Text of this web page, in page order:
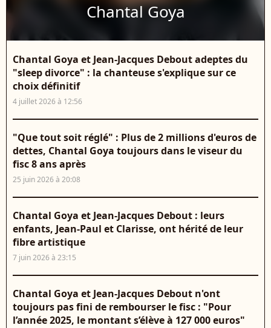
Chantal Goya
Chantal Goya et Jean-Jacques Debout adeptes du
"sleep divorce" : la chanteuse s'explique sur ce
choix définitif
4 juillet 2026 à 12:56
"Que tout soit réglé" : Plus de 2 millions d'euros de
dettes, Chantal Goya toujours dans le viseur du
fisc 8 ans après
25 juin 2026 à 20:08
Chantal Goya et Jean-Jacques Debout : leurs
enfants, Jean-Paul et Clarisse, ont hérité de leur
fibre artistique
7 juin 2026 à 23:15
Chantal Goya et Jean-Jacques Debout n'ont
toujours pas fini de rembourser le fisc : "Pour
l’année 2025, le montant s’élève à 127 000 euros"